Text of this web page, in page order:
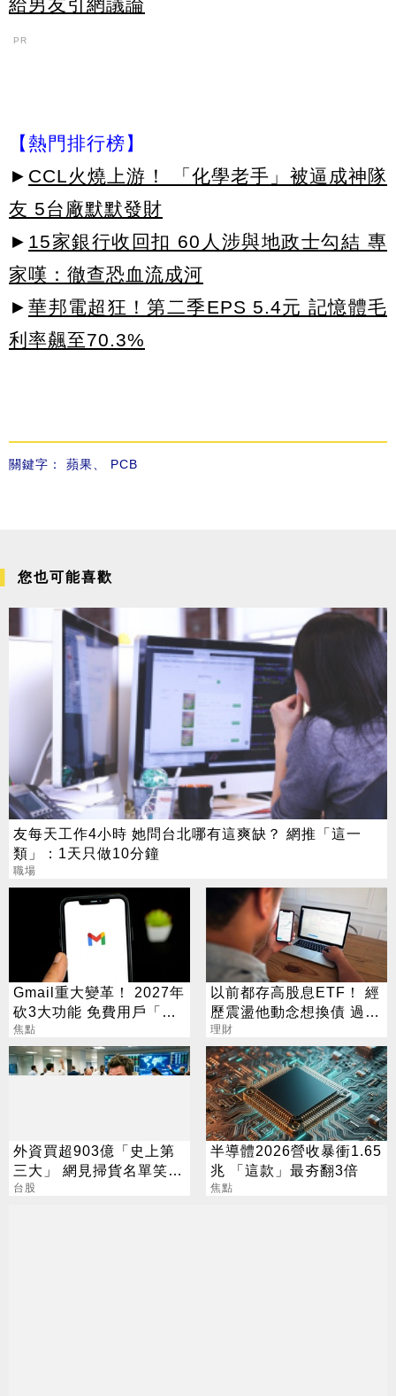
給男友引網議論
PR
【熱門排行榜】
► CCL火燒上游！ 「化學老手」被逼成神隊
友 5台廠默默發財
► 15家銀行收回扣 60人涉與地政士勾結 專
家嘆：徹查恐血流成河
► 華邦電超狂！第二季EPS 5.4元 記憶體毛
利率飆至70.3%
關鍵字： 蘋果 PCB
您也可能喜歡
友每天工作4小時 她問台北哪有這爽缺？ 網推「這一
類」：1天只做10分鐘
職場
Gmail重大變革！ 2027年
砍3大功能 免費用戶「這
好康」不能用了
焦點
以前都存高股息ETF！ 經
歷震盪他動念想換債 過來
人說話了
理財
外資買超903億「史上第
三大」 網見掃貨名單笑：
不懂在幹嘛
台股
半導體2026營收暴衝1.65
兆 「這款」最夯翻3倍
焦點